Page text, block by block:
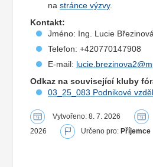
na stránce výzvy.
Kontakt:
Jméno: Ing. Lucie Březinová
Telefon: +420770147908
E-mail:
Odkaz na související kluby
03_25_083 Podnikové
Vytvořeno: 8. 7. 2026
2026
Určeno pro: Příjemce